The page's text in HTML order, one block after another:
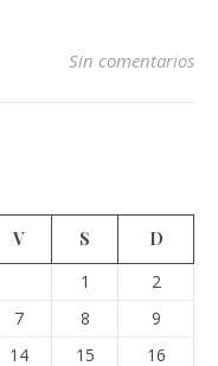
Sin comentarios
V S
D
1
2
7 8
9
14 15
16